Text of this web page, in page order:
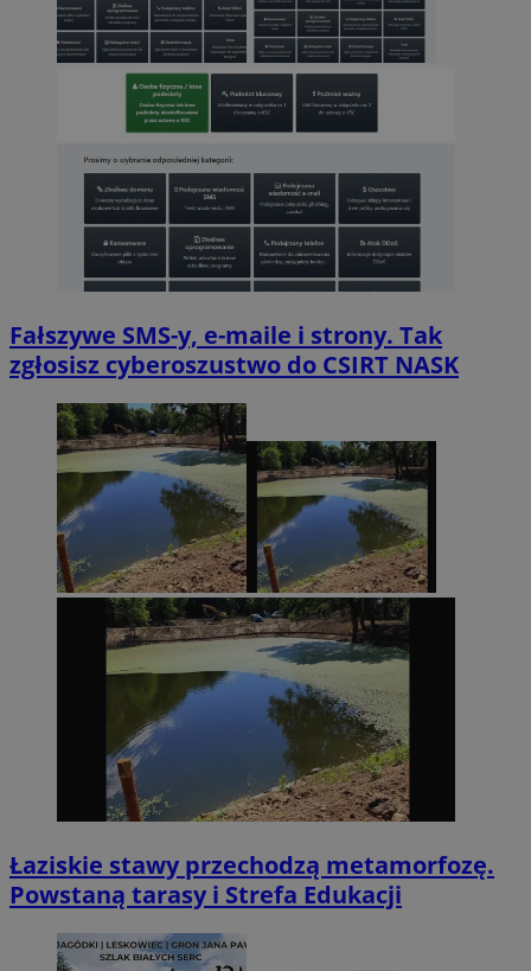
Fałszywe SMS-y, e-maile i strony. Tak
zgłosisz cyberoszustwo do CSIRT NASK
Łaziskie stawy przechodzą metamorfozę.
Powstaną tarasy i Strefa Edukacji